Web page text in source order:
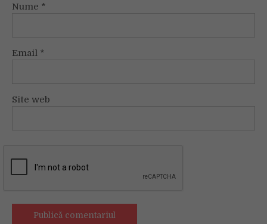
Nume *
Email *
Site web